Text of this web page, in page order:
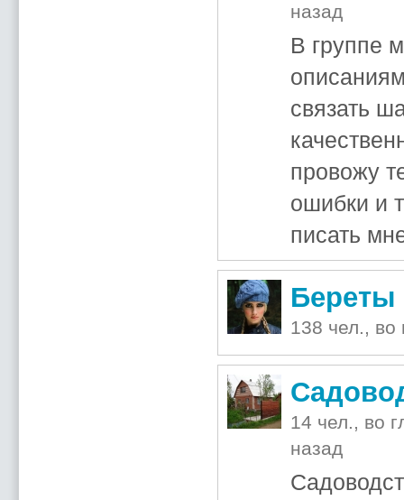
назад
В группе
связать
провожу
ошибки и
писать
Береты
138 чел., во
14 чел., во
назад